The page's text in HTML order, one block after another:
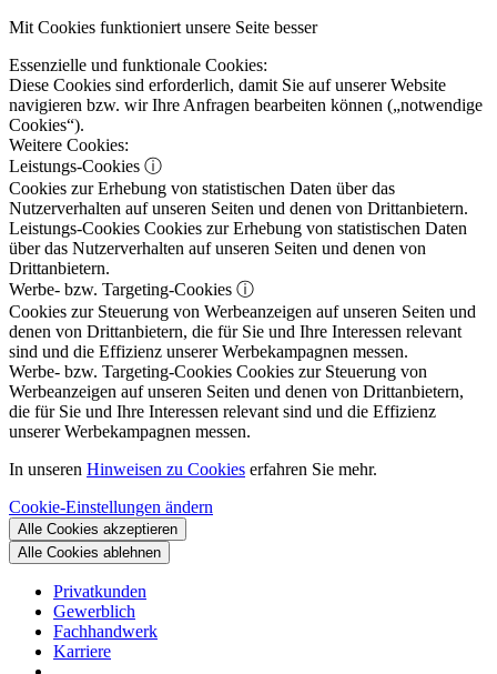
Mit Cookies funktioniert unsere Seite besser
Essenzielle und funktionale Cookies:
Diese Cookies sind erforderlich, damit Sie auf unserer Website
navigieren bzw. wir Ihre Anfragen bearbeiten können („notwendige
Cookies“).
Weitere Cookies:
Leistungs-Cookies ⓘ
Cookies zur Erhebung von statistischen Daten über das
Nutzerverhalten auf unseren Seiten und denen von Drittanbietern.
Leistungs-Cookies Cookies zur Erhebung von statistischen Daten
über das Nutzerverhalten auf unseren Seiten und denen von
Drittanbietern.
Werbe- bzw. Targeting-Cookies ⓘ
Cookies zur Steuerung von Werbeanzeigen auf unseren Seiten und
denen von Drittanbietern, die für Sie und Ihre Interessen relevant
sind und die Effizienz unserer Werbekampagnen messen.
Werbe- bzw. Targeting-Cookies Cookies zur Steuerung von
Werbeanzeigen auf unseren Seiten und denen von Drittanbietern,
die für Sie und Ihre Interessen relevant sind und die Effizienz
unserer Werbekampagnen messen.
In unseren Hinweisen zu Cookies erfahren Sie mehr.
Cookie-Einstellungen ändern
Alle Cookies akzeptieren
Alle Cookies ablehnen
Privatkunden
Gewerblich
Fachhandwerk
Karriere